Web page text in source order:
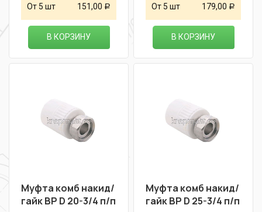
От 5 шт 151,00 Р
В КОРЗИНУ
От 5 шт 179,00 Р
В КОРЗИНУ
Муфта комб накид/
гайк ВР D 20-3/4 п/п
Муфта комб накид/
гайк ВР D 25-3/4 п/п